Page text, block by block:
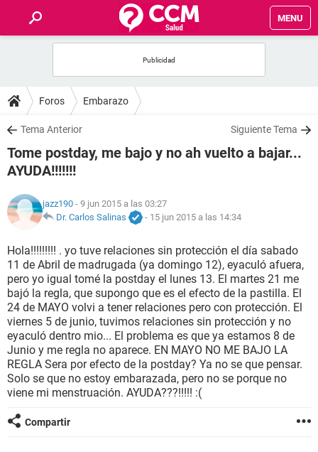
MENU
FOROS
SALUD
FAMILIA
NUTRICIÓN
SEXUALIDAD
GLOSARIO
Foros Embarazo
Tema Anterior Siguiente Tema
Tome postday, me bajo y no ah vuelto a bajar...
AYUDA!!!!!!!
jazz190 - 9 jun 2015 a las 03:27
Dr. Carlos Salinas
- 15 jun 2015 a las 14:34
Hola!!!!!!!!! . yo tuve relaciones sin protección el día sabado
11 de Abril de madrugada (ya domingo 12), eyaculó afuera,
pero yo igual tomé la postday el lunes 13. El martes 21 me
bajó la regla, que supongo que es el efecto de la pastilla. El
24 de MAYO volvi a tener relaciones pero con protección. El
viernes 5 de junio, tuvimos relaciones sin protección y no
eyaculó dentro mio... El problema es que ya estamos 8 de
Junio y me regla no aparece. EN MAYO NO ME BAJO LA
REGLA Sera por efecto de la postday? Ya no se que pensar.
Solo se que no estoy embarazada, pero no se porque no
viene mi menstruación. AYUDA???!!!!! :(
Compartir